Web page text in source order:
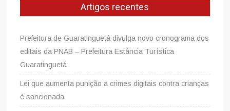
Artigos recentes
Prefeitura de Guaratinguetá divulga novo cronograma dos
editais da PNAB – Prefeitura Estância Turística
Guaratinguetá
Lei que aumenta punição a crimes digitais contra crianças
é sancionada